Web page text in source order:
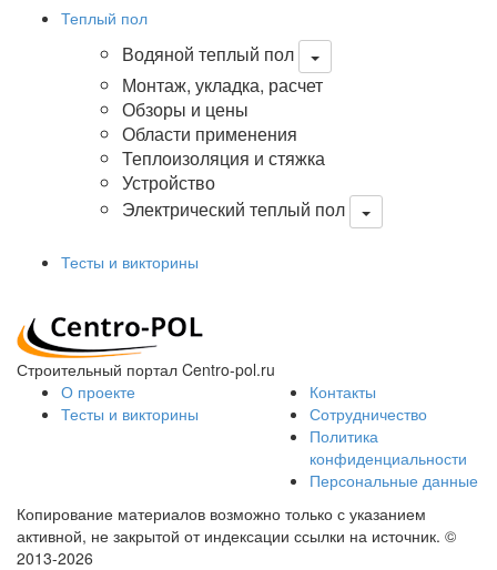
Теплый пол
Водяной теплый пол
Монтаж, укладка, расчет
Обзоры и цены
Области применения
Теплоизоляция и стяжка
Устройство
Электрический теплый пол
Тесты и викторины
Строительный портал Centro-pol.ru
О проекте
Тесты и викторины
Контакты
Сотрудничество
Политика
конфиденциальности
Персональные данные
Копирование материалов возможно только с указанием
активной, не закрытой от индексации ссылки на источник. ©
2013-2026